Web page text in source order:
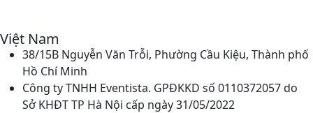
Việt Nam
38/15B Nguyễn Văn Trỗi, Phường Cầu Kiệu, Thành phố
Hồ Chí Minh
Công ty TNHH Eventista. GPĐKKD số 0110372057 do
Sở KHĐT TP Hà Nội cấp ngày 31/05/2022